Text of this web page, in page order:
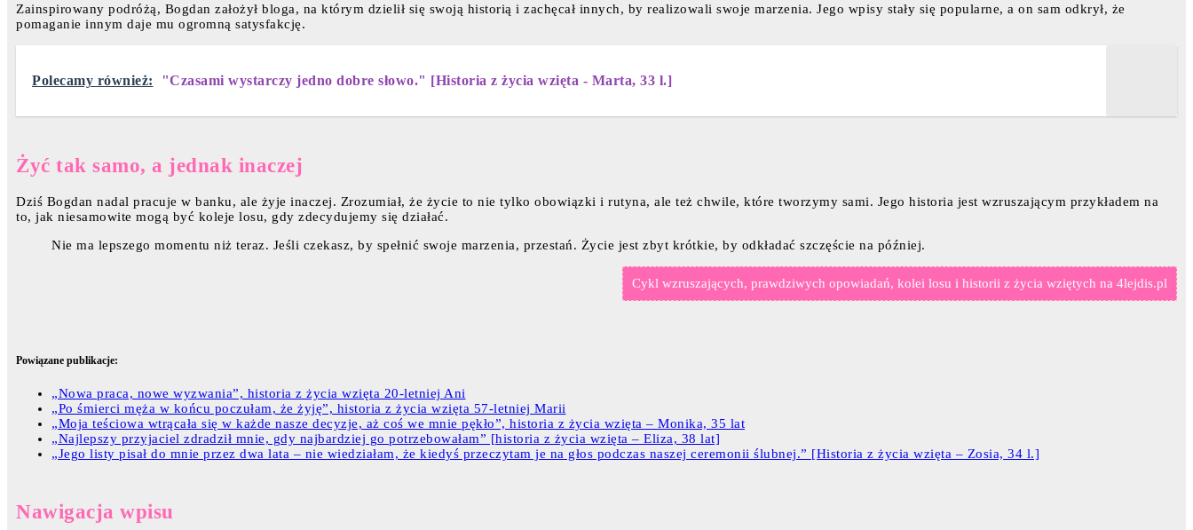
Zainspirowany podróżą, Bogdan założył bloga, na którym dzielił się swoją historią i zachęcał innych, by realizowali swoje marzenia. Jego wpisy stały się popularne, a on sam odkrył, że
pomaganie innym daje mu ogromną satysfakcję.
Polecamy również: "Czasami wystarczy jedno dobre słowo." [Historia z życia wzięta - Marta, 33 l.]
Żyć tak samo, a jednak inaczej
Dziś Bogdan nadal pracuje w banku, ale żyje inaczej. Zrozumiał, że życie to nie tylko obowiązki i rutyna, ale też chwile, które tworzymy sami. Jego historia jest wzruszającym przykładem na
to, jak niesamowite mogą być koleje losu, gdy zdecydujemy się działać.
Nie ma lepszego momentu niż teraz. Jeśli czekasz, by spełnić swoje marzenia, przestań. Życie jest zbyt krótkie, by odkładać szczęście na później.
Cykl wzruszających, prawdziwych opowiadań, kolei losu i historii z życia wziętych na 4lejdis.pl
Powiązane publikacje:
„Nowa praca, nowe wyzwania”, historia z życia wzięta 20-letniej Ani
„Po śmierci męża w końcu poczułam, że żyję”, historia z życia wzięta 57-letniej Marii
„Moja teściowa wtrącała się w każde nasze decyzje, aż coś we mnie pękło”, historia z życia wzięta – Monika, 35 lat
„Najlepszy przyjaciel zdradził mnie, gdy najbardziej go potrzebowałam” [historia z życia wzięta – Eliza, 38 lat]
„Jego listy pisał do mnie przez dwa lata – nie wiedziałam, że kiedyś przeczytam je na głos podczas naszej ceremonii ślubnej.” [Historia z życia wzięta – Zosia, 34 l.]
Nawigacja wpisu